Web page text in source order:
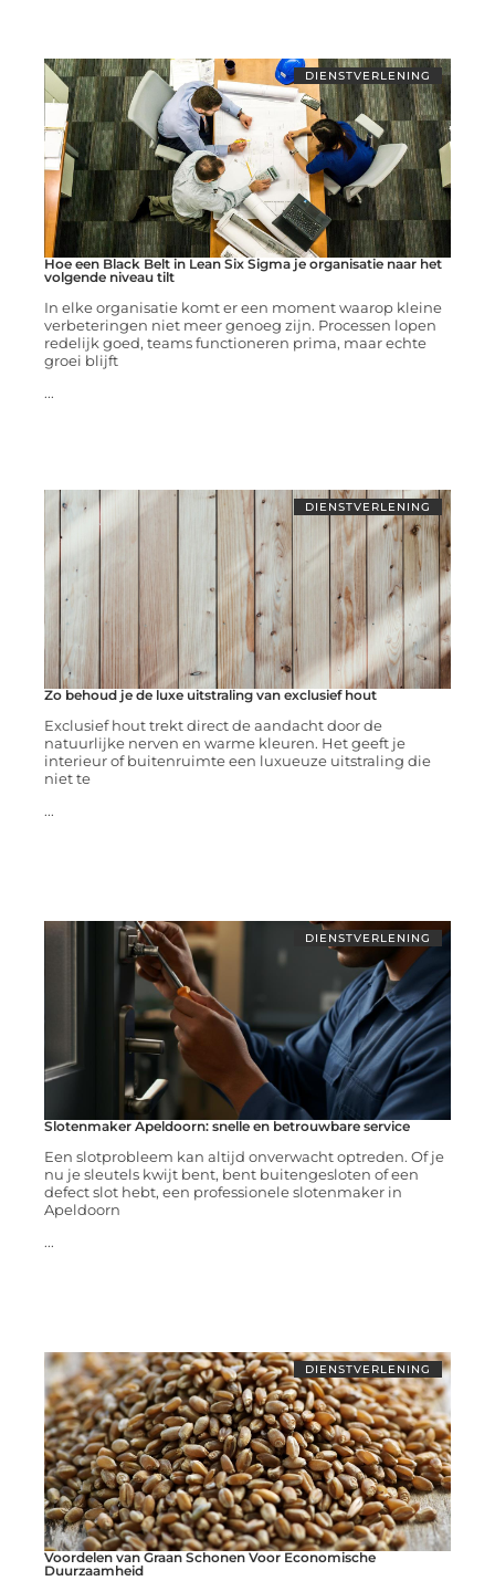
DIENSTVERLENING
Hoe een Black Belt in Lean Six Sigma je organisatie naar het
volgende niveau tilt
In elke organisatie komt er een moment waarop kleine
verbeteringen niet meer genoeg zijn. Processen lopen
redelijk goed, teams functioneren prima, maar echte
groei blijft
...
DIENSTVERLENING
Zo behoud je de luxe uitstraling van exclusief hout
Exclusief hout trekt direct de aandacht door de
natuurlijke nerven en warme kleuren. Het geeft je
interieur of buitenruimte een luxueuze uitstraling die
niet te
...
DIENSTVERLENING
Slotenmaker Apeldoorn: snelle en betrouwbare service
Een slotprobleem kan altijd onverwacht optreden. Of je
nu je sleutels kwijt bent, bent buitengesloten of een
defect slot hebt, een professionele slotenmaker in
Apeldoorn
...
DIENSTVERLENING
Voordelen van Graan Schonen Voor Economische
Duurzaamheid